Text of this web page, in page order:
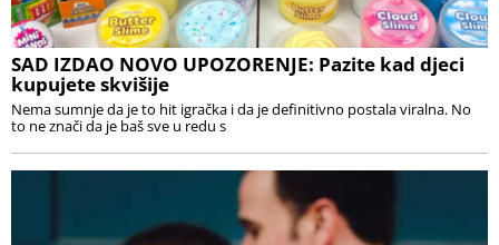
SAD IZDAO NOVO UPOZORENJE: Pazite kad djeci
kupujete skvišije
Nema sumnje da je to hit igračka i da je definitivno postala viralna. No
to ne znači da je baš sve u redu s